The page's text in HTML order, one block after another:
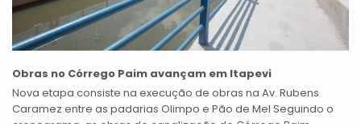
Obras no Córrego Paim avançam em Itapevi
Nova etapa consiste na execução de obras na Av. Rubens
Caramez entre as padarias Olimpo e Pão de Mel Seguindo o